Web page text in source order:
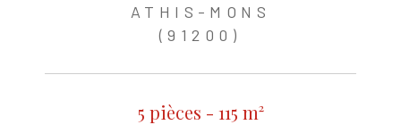
ATHIS-MONS
(91200)
5 pièces - 115 m²